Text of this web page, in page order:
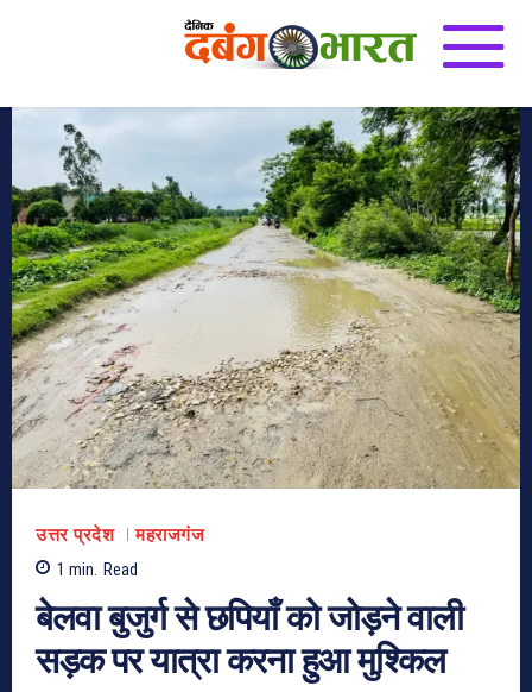
उत्तर प्रदेश
महराजगंज
1 min. Read
बेलवा बुजुर्ग से छपियाँ को जोड़ने वाली
सड़क पर यात्रा करना हुआ मुश्किल